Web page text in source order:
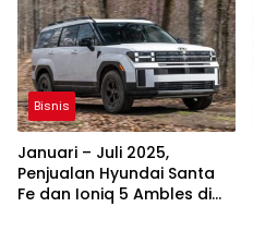
Bisnis
Januari – Juli 2025,
Penjualan Hyundai Santa
Fe dan Ioniq 5 Ambles di